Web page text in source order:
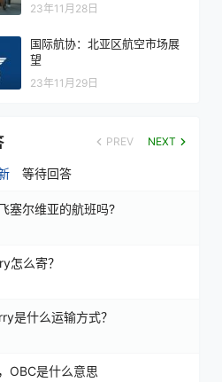
23年11月28日
国际航协：北亚区航空市场展
望
23年11月29日
PREV NEXT
等待回答
塞尔维亚的航班吗?
怎么寄？
是什么运输方式？
OBC是什么意思